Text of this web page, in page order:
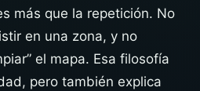
más que la repetición. No
en una zona, y no
el mapa. Esa filosofía
pero también explica